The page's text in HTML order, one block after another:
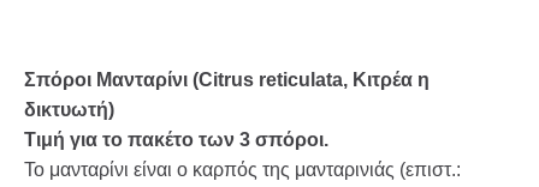
Σπόροι Μανταρίνι (Citrus reticulata, Κιτρέα η
δικτυωτή)
Τιμή για το πακέτο των 3 σπόροι.
Το μανταρίνι είναι ο καρπός της μανταρινιάς (επιστ.: